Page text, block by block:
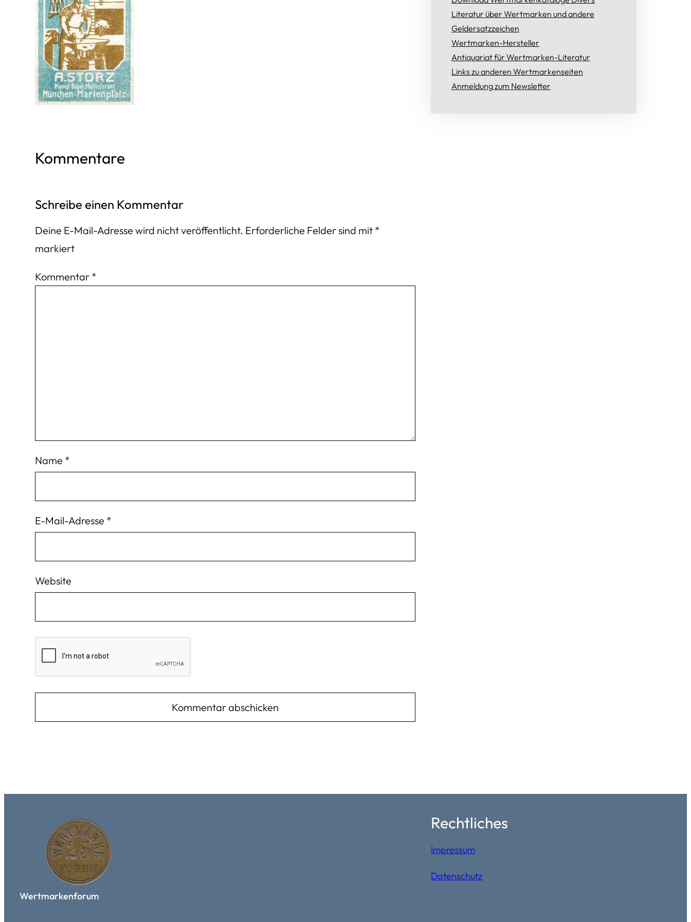
Kommentare
Schreibe einen Kommentar
Deine E-Mail-Adresse wird nicht veröffentlicht. Erforderliche Felder sind mit *
markiert
Kommentar *
Name *
E-Mail-Adresse *
Website
Literatur über Wertmarken und andere
Geldersatzzeichen
Wertmarken-Hersteller
Antiquariat für Wertmarken-Literatur
Links zu anderen Wertmarkenseiten
Anmeldung zum Newsletter
Wertmarkenforum
Rechtliches
Impressum
Datenschutz